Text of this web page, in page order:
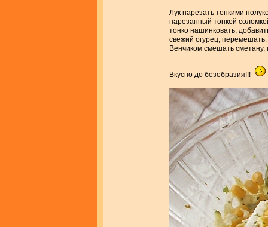
Лук нарезать тонкими
нарезанный тонкой
тонко нашинковать,
свежий огурец, перемешать.
Венчиком смешать сметану,
Вкусно до безобразия!!!